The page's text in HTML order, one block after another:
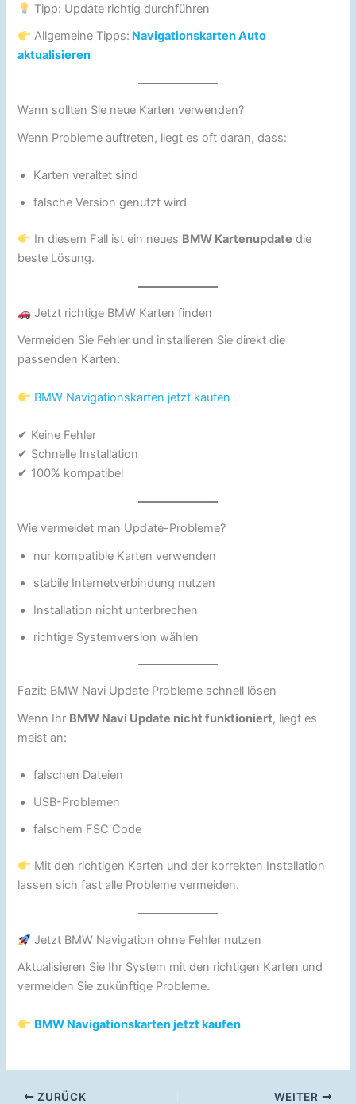
Tipp: Update richtig durchführen
Allgemeine Tipps: Navigationskarten Auto
aktualisieren
Wann sollten Sie neue Karten verwenden?
Wenn Probleme auftreten, liegt es oft daran, dass:
Karten veraltet sind
falsche Version genutzt wird
In diesem Fall ist ein neues BMW Kartenupdate die
beste Lösung.
Jetzt richtige BMW Karten finden
Vermeiden Sie Fehler und installieren Sie direkt die
passenden Karten:
BMW Navigationskarten jetzt kaufen
✔ Keine Fehler
✔ Schnelle Installation
✔ 100% kompatibel
Wie vermeidet man Update-Probleme?
nur kompatible Karten verwenden
stabile Internetverbindung nutzen
Installation nicht unterbrechen
richtige Systemversion wählen
Fazit: BMW Navi Update Probleme schnell lösen
Wenn Ihr BMW Navi Update nicht funktioniert, liegt es
meist an:
falschen Dateien
USB-Problemen
falschem FSC Code
Mit den richtigen Karten und der korrekten Installation
lassen sich fast alle Probleme vermeiden.
Jetzt BMW Navigation ohne Fehler nutzen
Aktualisieren Sie Ihr System mit den richtigen Karten und
vermeiden Sie zukünftige Probleme.
BMW Navigationskarten jetzt kaufen
ZURÜCK WEITER